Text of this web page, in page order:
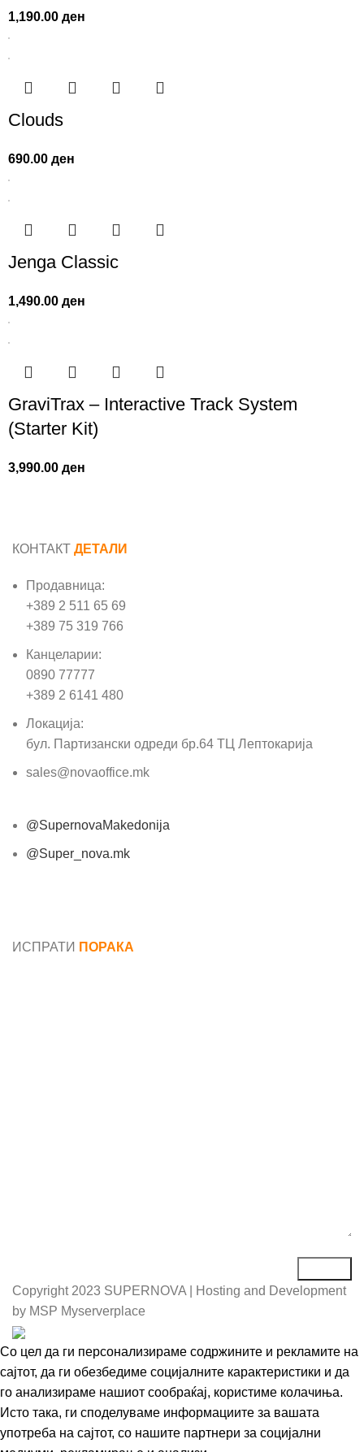
1,190.00ден
Clouds
690.00ден
Jenga Classic
1,490.00ден
GraviTrax – Interactive Track System
(Starter Kit)
3,990.00ден
КОНТАКТ ДЕТАЛИ
Продавница:
+389 2 511 65 69
+389 75 319 766
Канцеларии:
0890 77777
+389 2 6141 480
Локација:
бул. Партизански одреди бр.64 ТЦ Лептокарија
sales@novaoffice.mk
@SupernovaMakedonija
@Super_nova.mk
ИСПРАТИ ПОРАКА
Copyright 2023 SUPERNOVA | Hosting and Development
by MSP Myserverplace
Со цел да ги персонализираме содржините и рекламите на
сајтот, да ги обезбедиме социјалните карактеристики и да
го анализираме нашиот сообраќај, користиме колачиња.
Исто така, ги споделуваме информациите за вашата
употреба на сајтот, со нашите партнери за социјални